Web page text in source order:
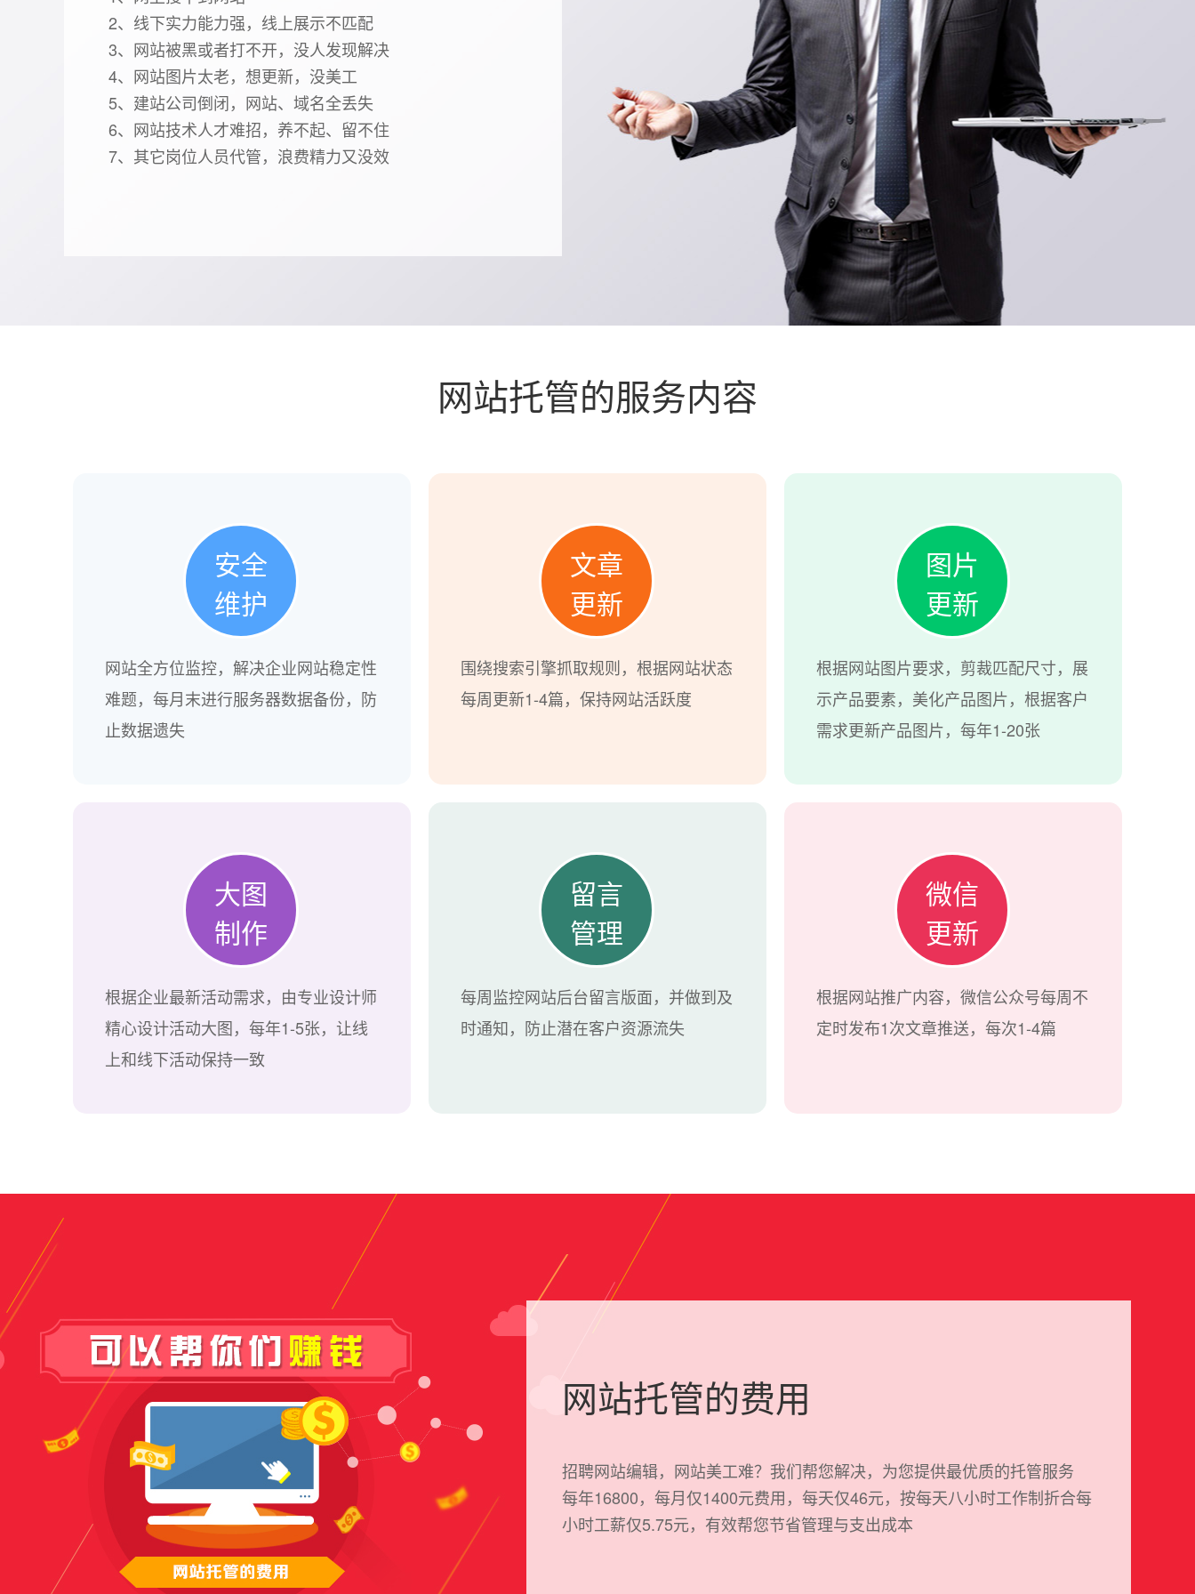
2、线下实力能力强，线上展示不匹配
3、网站被黑或者打不开，没人发现解决
4、网站图片太老，想更新，没美工
5、建站公司倒闭，网站、域名全丢失
6、网站技术人才难招，养不起、留不住
7、其它岗位人员代管，浪费精力又没效
网站托管的服务内容
安全
维护
网站全方位监控，解决企业网站稳定性
难题，每月末进行服务器数据备份，防
止数据遗失
文章
更新
围绕搜索引擎抓取规则，根据网站状态
每周更新1-4篇，保持网站活跃度
图片
更新
根据网站图片要求，剪裁匹配尺寸，展
示产品要素，美化产品图片，根据客户
需求更新产品图片，每年1-20张
大图
制作
根据企业最新活动需求，由专业设计师
精心设计活动大图，每年1-5张，让线
上和线下活动保持一致
留言
管理
每周监控网站后台留言版面，并做到及
时通知，防止潜在客户资源流失
微信
更新
根据网站推广内容，微信公众号每周不
定时发布1次文章推送，每次1-4篇
网站托管的费用
招聘网站编辑，网站美工难？我们帮您解决，为您提供最优质的托管服务
每年16800，每月仅1400元费用，每天仅46元，按每天八小时工作制折合每
小时工薪仅5.75元，有效帮您节省管理与支出成本